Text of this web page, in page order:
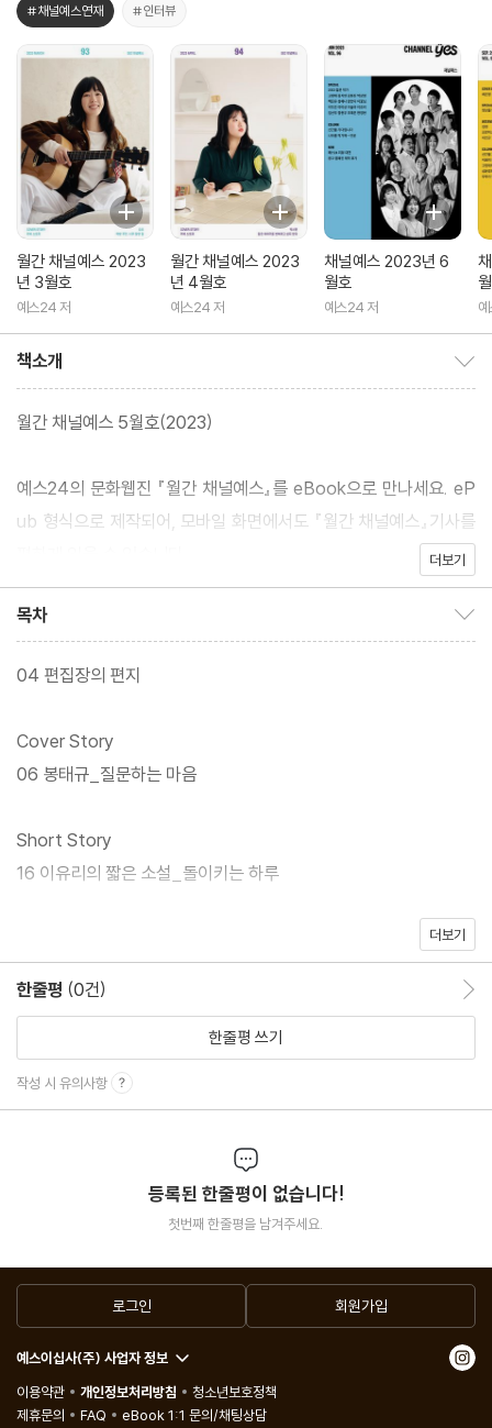
#채널예스연재 #인터뷰
월간 채널예스 2023
년 3월호
예스24 저
월간 채널예스 2023
년 4월호
예스24 저
채널예스 2023년 6
월호
예스24 저
책소개
월간 채널예스 5월호(2023)
예스24의 문화웹진 『월간 채널예스』를 eBook으로 만나세요. eP
ub 형식으로 제작되어, 모바일 화면에서도 『월간 채널예스』기사를
더보기
목차
04 편집장의 편지
Cover Story
06 봉태규_질문하는 마음
Short Story
16 이유리의 짧은 소설_돌이키는 하루
46 작가를 만나다, 안희연_누구에게나 있는 못 자국
50 작가를 만나다, 정지돈_틀을 깨는 재미
58 짓궂은 인터뷰, 이상헌_아주 초조하다
62 신간을 기다립니다_황정은 작가께
66 이훤의 한 발 느린 집사람_무리에 합류하기 위한 속도
72 황유원의 혼자서 추는 춤_이런 이별도 있다
74 조예은의 반짝이는 진열장_이상한 엄마들
78 심윤경의 할 수 있다 할 수 없다_M
더보기
한줄평 (0건)
한줄평 쓰기
작성 시 유의사항
등록된 한줄평이 없습니다!
첫번째 한줄평을 남겨주세요.
로그인 회원가입
예스이십사(주) 사업자 정보
이용약관
개인정보처리방침
청소년보호정책
제휴문의
FAQ eBook 1:1 문의/채팅상담